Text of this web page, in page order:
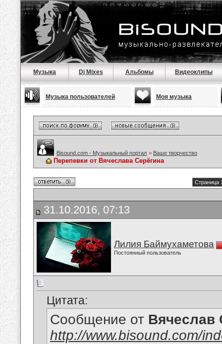
Музыка Dj Mixes Альбомы Видеоклипы
Музыка пользователей Моя музыка
Bisound.com - Музыкальный портал > Ваше творчество
Перепевки от Вячеслава Серёгина
Страница
31.10.2016, 07:13
Лилия Баймухаметова
Постоянный пользователь
Цитата:
Сообщение от Вячеслав
http://www.bisound.com/